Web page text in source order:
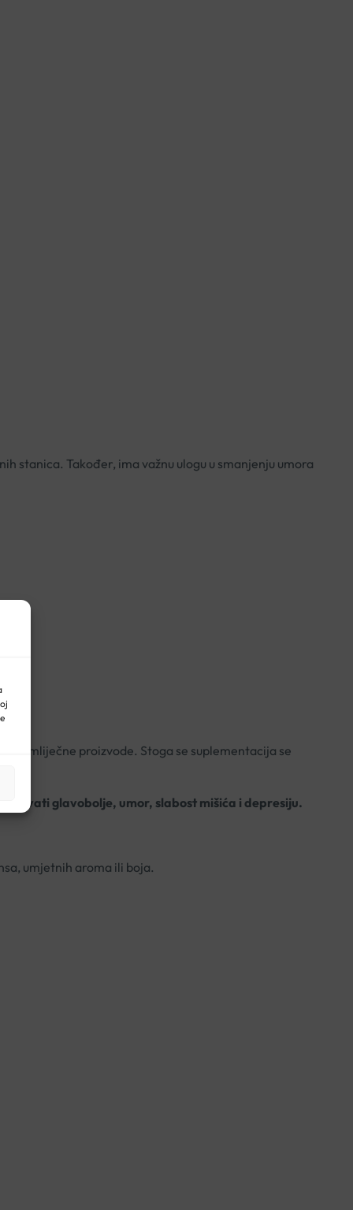
stanica. Također, ima važnu ulogu u smanjenju umora
i mliječne proizvode. Stoga se suplementacija se
glavobolje, umor, slabost mišića i depresiju.
umjetnih aroma ili boja.